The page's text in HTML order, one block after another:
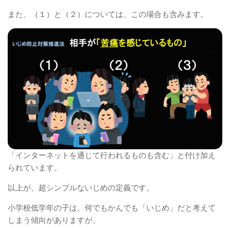
また、（１）と（２）については、この場合も含みます。
「インターネットを通じて行われるものも含む」と付け加え
られています。
以上が、超シンプルないじめの定義です。
小学校低学年の子は、何でもかんでも「いじめ」だと考えて
しまう傾向がありますが、